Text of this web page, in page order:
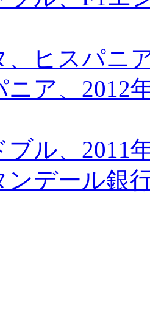
、ヒスパニ
ニア、2012
ブル、2011
ンデール銀